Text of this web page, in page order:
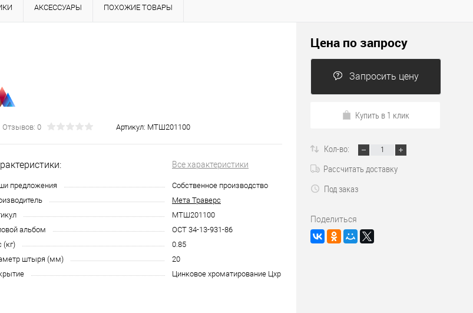
АКСЕССУАРЫ ПОХОЖИЕ ТОВАРЫ
Отзывов: 0 Артикул: МТШ201100
Все характеристики
предложения
Собственное производство
Мета Траверс
МТШ201100
альбом
ОСТ 34-13-931-86
(кг)
0.85
штыря (мм)
20
Цинковое хроматирование Цхр
Цена по запросу
Запросить цену
Купить в 1 клик
Кол-во:
Рассчитать доставку
Под заказ
Поделиться